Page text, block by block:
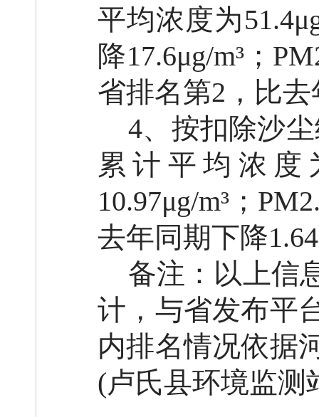
平均浓度为
降17.6μg/m³；
省排名第2，比去
4、按扣除沙
累计平均浓度
10.97μg/m³；
去年同期下降
备注：以上信
计，与省发布平
内排名情况依据
(卢氏县环境监测